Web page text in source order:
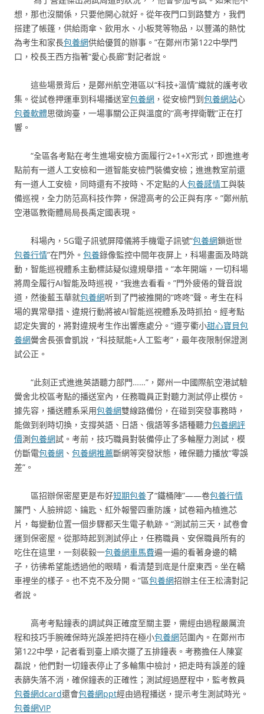
想，那也沒關係，只要他開心就好。從年夜門口到路雙方，我們
搭建了帳篷，供給雨傘、飲用水、小板凳等物品，以豐滿的熱忱
為考生和家長包養網供給優質的辦事。”在鄭州市第122中學門
口，校長王西方指著“愛心長廊”對記者說。
這些場景背后，是鄭州航空港區以“科技+溫情”織就的護考收
集。從試卷押運車到科場播送室包養網 ，從安檢門到包養網站心
包養軟體思徵詢臺，一場事關公正與溫度的“高考捍衛戰”正在打
響。
“全區各考點在考生進場安檢方面履行‘2+1+X’形式，即進進考
點前有一道人工安檢和一道智能安檢門裝備安檢；進進教室前還
有一道人工安檢，同時還有不按時、不定點的人包養感情工與裝
備巡視，全力防范高科技作弊，保證高考的公正與有序。”鄭州航
空港區教衛體局局長禹定國表現。
科場內，5G電子訊號屏障儀將手機電子訊號“包養網鎖逝世
包養行情”在門外。 包養錄像監控中間年夜屏上，科場畫面及時跳
動，智能巡視體系主動標誌疑似違規舉措。“本年開端，一切科場
將周全履行AI智能及時巡視，“我進去看看。”門外疲倦的聲音說
道，然後藍玉華就包養網听到了門被推開的“咚咚”聲。考生在科
場的異常舉措、違規行動將被AI智能巡視體系及時抓拍。經考點
認定失實的，將對違規考生作出響應處分。”遵亨衢小甜心寶貝包
養網黌舍長張會凱說，“科技賦能+人工監考”，最年夜限制保證測
試公正。
“此刻正式進進英語聽力部門……”，鄭州一中國際航空港試驗
黌舍北校區考點的播送室內，任務職員正對聽力測試停止模仿。
據先容，播送體系采用包養網雙線路備份，在碰到突發事務時，
能做到剎時切換，支撐英語、日語、俄語等多語種聽力包養網評
價測包養網試。考前，技巧職員對裝備停止了多輪壓力測試，模
仿斷電包養網 、 包養網推薦斷網等突發狀態，確保聽力播放“零誤
差”。
區招辦保密屋更是布好短期包養了“鐵桶陣”——卷包養行情
簾門、人臉辨認、鑰匙、紅外報警四重防護，試卷箱內植進芯
片，每變動位置一個步驟都天生電子軌跡。“測試前三天，試卷會
運到保密屋。從那時起到測試停止，任務職員、安保職員所有的
吃住在這里，一刻裴毅一包養網車馬費遍一遍的看著身邊的轎
子，彷彿希望能透過他的眼睛，看清楚到底是什麼東西。坐在轎
車裡坐的樣子。也不克不及分開。”區包養網招辦主任王松濤對記
者說。
高考考點鐘表的調試與正確度至關主要，需經由過程嚴厲流
程和技巧手腕確保時光誤差把持在極小包養網范圍內。在鄭州市
第122中學，記者看到臺上順次擺了五排鐘表。考務擔任人陳宴
磊說，他們對一切鐘表停止了多輪集中檢討，把走時有誤差的鐘
表篩失落不消，確保鐘表的正確性；測試經過歷程中，監考教員
包養網dcard還會包養網ppt經由過程播送，提示考生測試時光。
包養網VIP